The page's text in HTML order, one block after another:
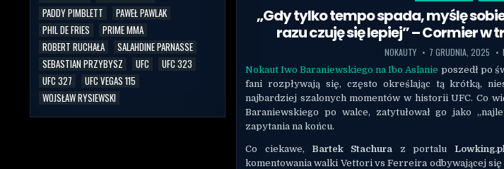
„Gdy tylko tempo spada, myślę
razu czuję się lepiej” – Cormier
NOKAUTY 7 GRUDNIA, 2025
Nokaut Iwo Baraniewskiego na Ibo Aslanie poszedł po
fani rozpływają się, często określając tą krótką,
najbardziej szalonych momentów w historii UFC. Co
Baraniewskiego po walce, zatytułował go jako
zapytania na końcu.
Co ciekawe, Bartek Stachura z portalu Lowking.pl
komentowania walki Vettori vs Ferreira odbywającej się
PADDY PIMBLETT
PAWEŁ PAWLAK
PHIL DE FRIES
PRIME MMA
ROBERT RUCHAŁA
SALAHDINE PARNASSE
SEBASTIAN PRZYBYSZ
UFC
UFC 323
UFC 327
UFC VEGAS 115
WOJSŁAW RYSIEWSKI